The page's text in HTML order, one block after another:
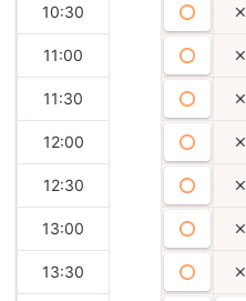
10:30
11:00
11:30
12:00
12:30
13:00
13:30